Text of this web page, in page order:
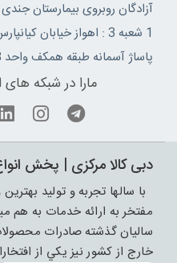
آزادگان روبروی بیمارستان
1 شعبه 3 : اهواز
پاساژ آسمانه طبقه همکف واحد 23
مارا در شبکه های
دبی کالا مرکزی | پخش
با سالها تجربه و توليد
مفتخر به ارائه خدمات به هم
ساليان گذشته صادرات
خارج از کشور نيز يکي از